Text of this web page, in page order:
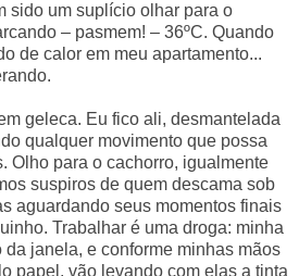
sido um suplício olhar para o
– pasmem! – 36ºC. Quando
de calor em meu apartamento...
geleca. Eu fico ali, desmantelada
qualquer movimento que possa
Olho para o cachorro, igualmente
suspiros de quem descama sob
aguardando seus momentos finais
Trabalhar é uma droga: minha
janela, e conforme minhas mãos
papel, vão levando com elas a tinta